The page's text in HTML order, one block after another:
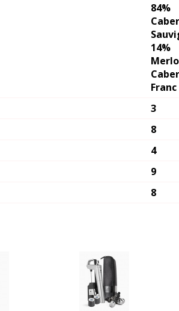
84%
14%
Franc
3
8
4
9
8